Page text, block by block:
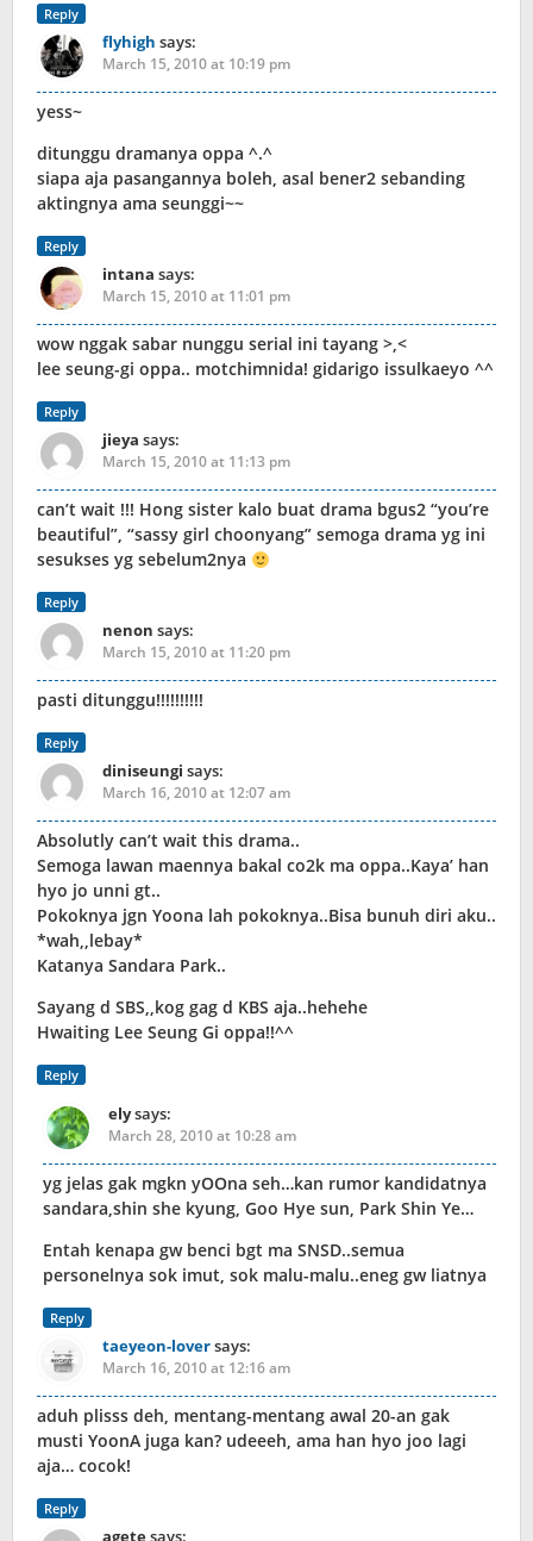
Reply
flyhigh says:
March 15, 2010 at 10:19 pm
yess~
ditunggu dramanya oppa ^.^
siapa aja pasangannya boleh, asal bener2 sebanding
aktingnya ama seunggi~~
Reply
intana says:
March 15, 2010 at 11:01 pm
wow nggak sabar nunggu serial ini tayang >,<
lee seung-gi oppa.. motchimnida! gidarigo issulkaeyo ^^
Reply
jieya says:
March 15, 2010 at 11:13 pm
can’t wait !!! Hong sister kalo buat drama bgus2 “you’re
beautiful”, “sassy girl choonyang” semoga drama yg ini
sesukses yg sebelum2nya
Reply
nenon says:
March 15, 2010 at 11:20 pm
pasti ditunggu!!!!!!!!!!
Reply
diniseungi says:
March 16, 2010 at 12:07 am
Absolutly can’t wait this drama..
Semoga lawan maennya bakal co2k ma oppa..Kaya’ han
hyo jo unni gt..
Pokoknya jgn Yoona lah pokoknya..Bisa bunuh diri aku..
*wah,,lebay*
Katanya Sandara Park..
Sayang d SBS,,kog gag d KBS aja..hehehe
Hwaiting Lee Seung Gi oppa!!^^
Reply
elysays:
March 28, 2010 at 10:28 am
yg jelas gak mgkn yOOna seh…kan rumor kandidatnya
sandara,shin she kyung, Goo Hye sun, Park Shin Ye…
Entah kenapa gw benci bgt ma SNSD..semua
personelnya sok imut, sok malu-malu..eneg gw liatnya
Reply
taeyeon-loversays:
March 16, 2010 at 12:16 am
aduh plisss deh, mentang-mentang awal 20-an gak
musti YoonA juga kan? udeeeh, ama han hyo joo lagi
aja… cocok!
Reply